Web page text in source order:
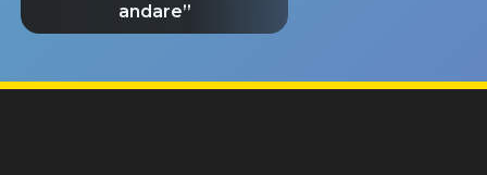
andare”